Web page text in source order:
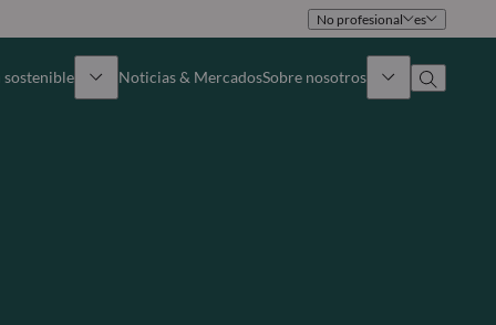
No profesional es
sostenible Noticias & MercadosSobre nosotros